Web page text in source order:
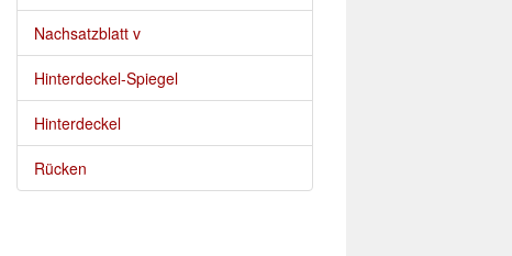
Nachsatzblatt v
Hinterdeckel-Spiegel
Hinterdeckel
Rücken